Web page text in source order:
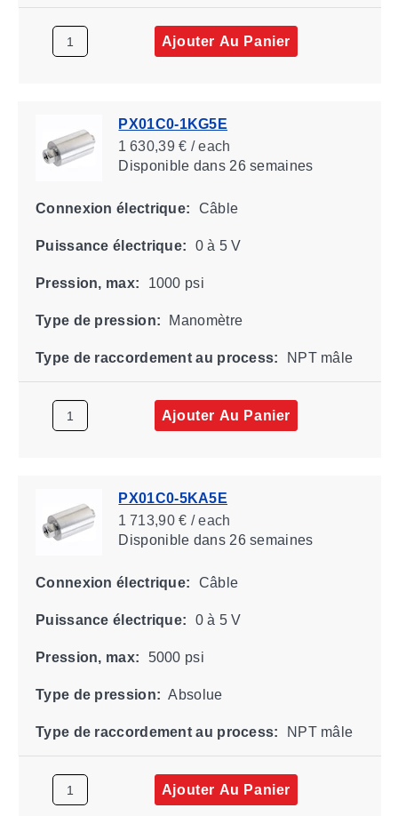
Ajouter Au Panier
PX01C0-1KG5E
1 630,39 € / each
Disponibledans 26 semaines
Connexion électrique: Câble
Puissance électrique: 0 à 5 V
Pression, max: 1000 psi
Type de pression: Manomètre
Type de raccordement au process: NPT mâle
Ajouter Au Panier
PX01C0-5KA5E
1 713,90 € / each
Disponibledans 26 semaines
Connexion électrique: Câble
Puissance électrique: 0 à 5 V
Pression, max: 5000 psi
Type de pression: Absolue
Type de raccordement au process: NPT mâle
Ajouter Au Panier